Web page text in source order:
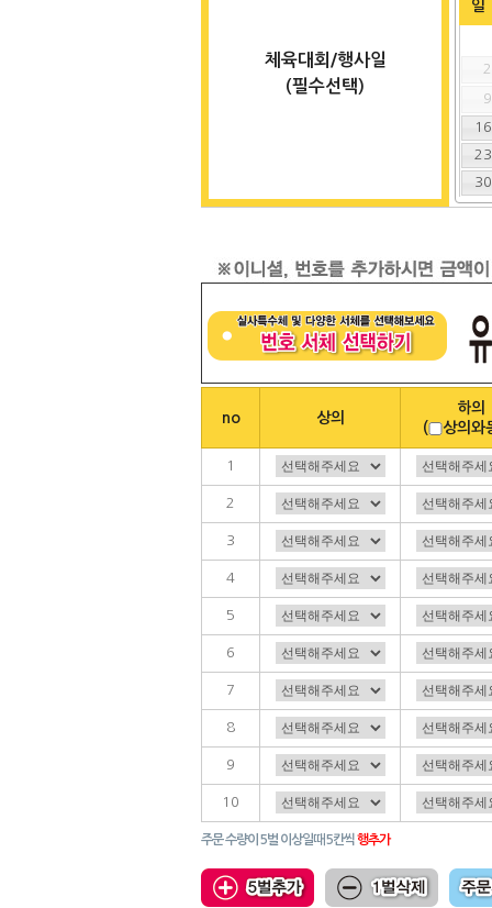
체육대회/행사일
(필수선택)
일
2
9
16
23
30
no 상의
하의
(
상의와
1
2
3
4
5
6
7
8
9
10
주문 수량이 5벌 이상일때 5칸씩행추가